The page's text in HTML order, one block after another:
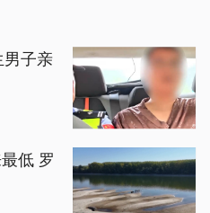
子亲
低 罗